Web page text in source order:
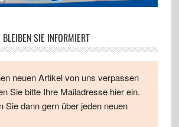
BLEIBEN SIE INFORMIERT
neuen Artikel von uns verpassen
Sie bitte Ihre Mailadresse hier ein.
Sie dann gern über jeden neuen